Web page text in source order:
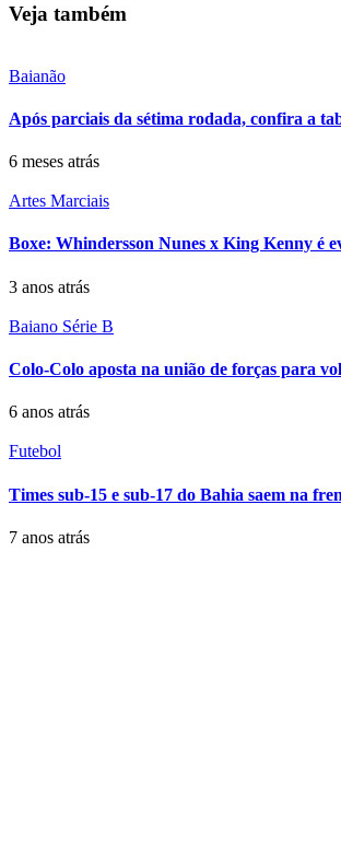
Veja também
Baianão
Após parciais da sétima rodada, confira a
6 meses atrás
Artes Marciais
Boxe: Whindersson Nunes x King Kenny é
3 anos atrás
Baiano Série B
Colo-Colo aposta na união de forças para
6 anos atrás
Futebol
Times sub-15 e sub-17 do Bahia saem na
7 anos atrás